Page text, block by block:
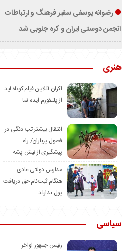
رضوانه یوسفی سفیر فرهنگ و ارتباطات
انجمن دوستی ایران و کره جنوبی شد
هنری
اکران آنلاین فیلم کوتاه لید
از پلتفورم ایده نما
انتقال بیشتر تب دنگی در
فصول پرباران/ راه
پیشگیری از نیش پشه
مدارس دولتی عادی
هنگام ثبت‌نام حق دریافت
پول ندارند
سیاسی
رئیس جمهور اواخر